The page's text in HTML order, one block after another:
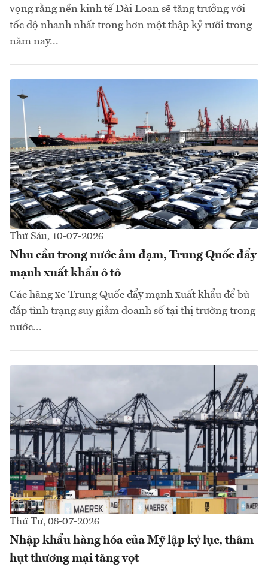
vọng rằng nền kinh tế Đài Loan sẽ tăng trưởng với
tốc độ nhanh nhất trong hơn một thập kỷ rưỡi trong
năm nay...
Thứ Sáu, 10-07-2026
Nhu cầu trong nước ảm đạm, Trung Quốc đẩy
mạnh xuất khẩu ô tô
Các hãng xe Trung Quốc đẩy mạnh xuất khẩu để bù
đắp tình trạng suy giảm doanh số tại thị trường trong
nước...
Thứ Tư, 08-07-2026
Nhập khẩu hàng hóa của Mỹ lập kỷ lục, thâm
hụt thương mại tăng vọt